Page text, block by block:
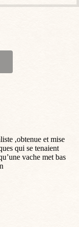
,obtenue et mise
qui se tenaient
vache met bas